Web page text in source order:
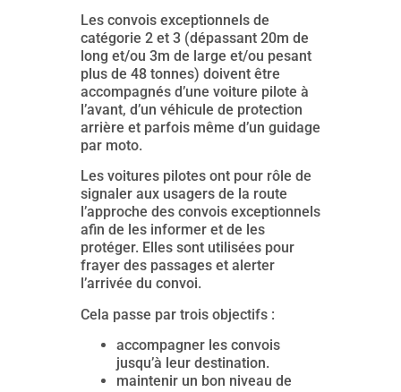
Les convois exceptionnels de
catégorie 2 et 3 (dépassant 20m de
long et/ou 3m de large et/ou pesant
plus de 48 tonnes) doivent être
accompagnés d’une voiture pilote à
l’avant, d’un véhicule de protection
arrière et parfois même d’un guidage
par moto.
Les voitures pilotes ont pour rôle de
signaler aux usagers de la route
l’approche des convois exceptionnels
afin de les informer et de les
protéger. Elles sont utilisées pour
frayer des passages et alerter
l’arrivée du convoi.
Cela passe par trois objectifs :
accompagner les convois
jusqu’à leur destination.
maintenir un bon niveau de